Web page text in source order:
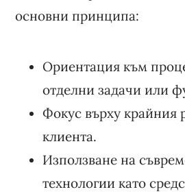
основни принципа:
Ориентация към
отделни задачи или
Фокус върху крайния
клиента.
Използване на
технологии като